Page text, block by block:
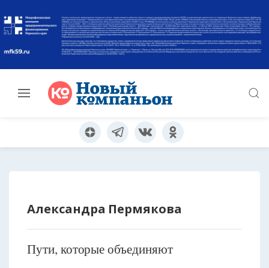
Александра Пермякова
Пути, которые объединяют